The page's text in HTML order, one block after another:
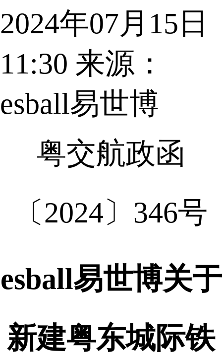
2024年07月15日
11:30 来源：
esball易世博
粤交航政函
〔2024〕346号
esball易世博关于
新建粤东城际铁